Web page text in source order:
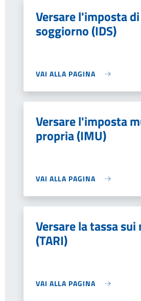
Versare l'imposta di
soggiorno (IDS)
VAI ALLA PAGINA
Versare l'imposta
propria (IMU)
VAI ALLA PAGINA
Versare la tassa
(TARI)
VAI ALLA PAGINA